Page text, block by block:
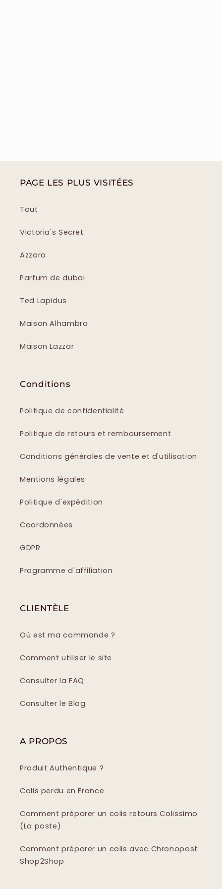
PAGE LES PLUS VISITÉES
Tout
Victoria's Secret
Azzaro
Parfum de dubai
Ted Lapidus
Maison Alhambra
Maison Lazzar
Conditions
Politique de confidentialité
Politique de retours et remboursement
Conditions générales de vente et d'utilisation
Mentions légales
Politique d'expédition
Coordonnées
GDPR
Programme d'affiliation
CLIENTÈLE
Où est ma commande ?
Comment utiliser le site
Consulter la FAQ
Consulter le Blog
A PROPOS
Produit Authentique ?
Colis perdu en France
Comment préparer un colis retours Colissimo
(La poste)
Comment préparer un colis avec Chronopost
Shop2Shop